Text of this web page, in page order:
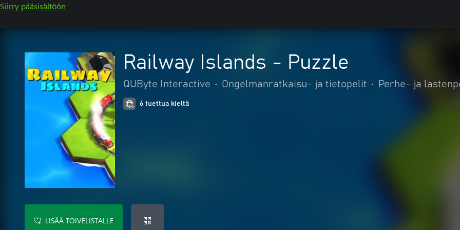
Siirry pääsisältöön
Railway Islands - Puzzle
QUByte Interactive • Ongelmanratkaisu- ja tietopelit • Perhe- ja
6 tuettua kieltä
LISÄÄ TOIVELISTALLE